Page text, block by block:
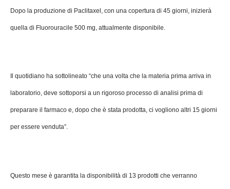
Dopo la produzione di Paclitaxel, con una copertura di 45 giorni, inizierà
quella di Fluorouracile 500 mg, attualmente disponibile.
Il quotidiano ha sottolineato “che una volta che la materia prima arriva in
laboratorio, deve sottoporsi a un rigoroso processo di analisi prima di
preparare il farmaco e, dopo che è stata prodotta, ci vogliono altri 15 giorni
per essere venduta”.
Questo mese è garantita la disponibilità di 13 prodotti che verranno